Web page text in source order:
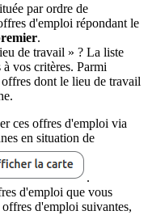
par ordre de
d'emploi répondant le
.
de travail » ? La liste
vos critères. Parmi
dont le lieu de travail
ces offres d'emploi via
en situation de
.
d'emploi que vous
d'emploi suivantes,